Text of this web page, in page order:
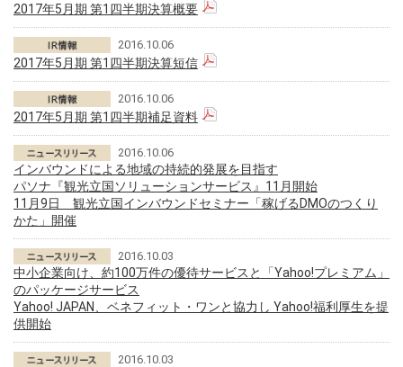
2017年5月期 第1四半期決算概要
2016.10.06
2017年5月期 第1四半期決算短信
2016.10.06
2017年5月期 第1四半期補足資料
2016.10.06
インバウンドによる地域の持続的発展を目指す
パソナ『観光立国ソリューションサービス』11月開始
11月9日 観光立国インバウンドセミナー「稼げるDMOのつくり
かた」開催
2016.10.03
中小企業向け、約100万件の優待サービスと「Yahoo!プレミアム」
のパッケージサービス
Yahoo! JAPAN、ベネフィット・ワンと協力し Yahoo!福利厚生を提
供開始
2016.10.03